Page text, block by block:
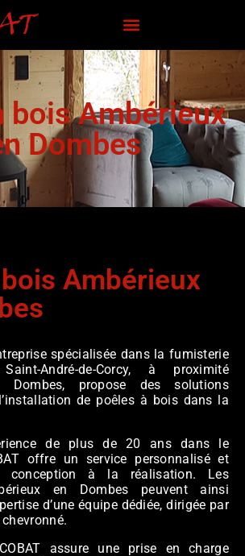
bois Ambérieux
Dombes
Ambérieux
spécialisée dans la fumisterie
André-de-Corcy, à proximité
Dombes, propose des solutions
de poêles à bois dans la
de plus de 20 ans dans le
offre un service personnalisé et
conception à la réalisation. Les
en Dombes peuvent ainsi
d’une équipe dédiée, dirigée par
assure une prise en charge